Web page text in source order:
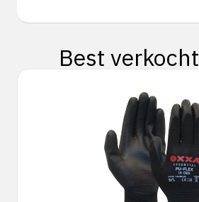
Best verkocht